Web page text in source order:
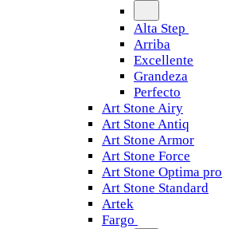
Alta Step
Arriba
Excellente
Grandeza
Perfecto
Art Stone Airy
Art Stone Antiq
Art Stone Armor
Art Stone Force
Art Stone Optima pro
Art Stone Standard
Artek
Fargo